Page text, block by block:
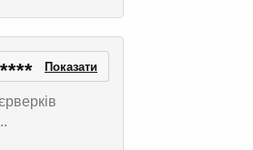
**** Показати